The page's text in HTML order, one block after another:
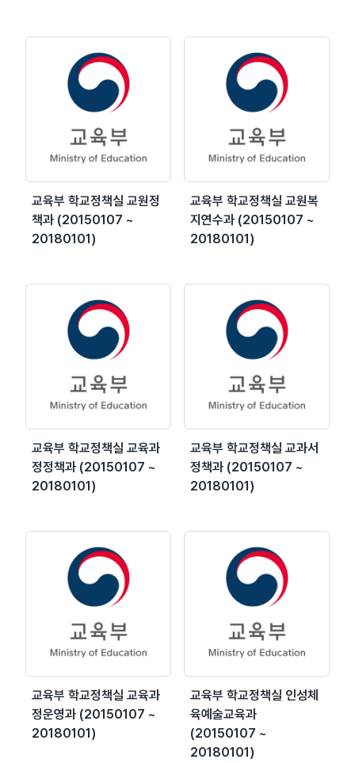
교육부 학교정책실 교원정
책과 (20150107 ~
20180101)
교육부 학교정책실 교원복
지연수과 (20150107 ~
20180101)
교육부 학교정책실 교육과
정정책과 (20150107 ~
20180101)
교육부 학교정책실 교과서
정책과 (20150107 ~
20180101)
교육부 학교정책실 교육과
정운영과 (20150107 ~
20180101)
교육부 학교정책실 인성체
육예술교육과
(20150107 ~
20180101)